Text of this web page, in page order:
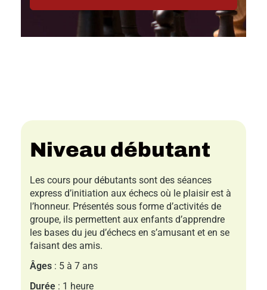
Niveau débutant
Les cours pour débutants sont des séances
express d’initiation aux échecs où le plaisir est à
l’honneur. Présentés sous forme d’activités de
groupe, ils permettent aux enfants d’apprendre
les bases du jeu d’échecs en s’amusant et en se
faisant des amis.
Âges : 5 à 7 ans
Durée : 1 heure